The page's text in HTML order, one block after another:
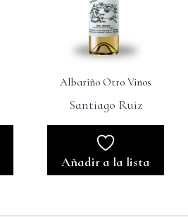
Albariño Otro Vinos
Santiago Ruiz
Añadir a la lista